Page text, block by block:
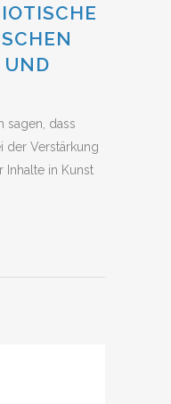
UND
sagen, dass
der Verstärkung
Inhalte in Kunst